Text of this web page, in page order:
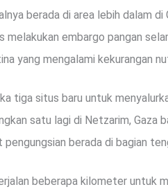
berada di area lebih dalam
melakukan embargo pangan
yang mengalami kekurangan
tiga situs baru untuk
satu lagi di Netzarim, Gaza
pengungsian berada di bagian
beberapa kilometer untuk